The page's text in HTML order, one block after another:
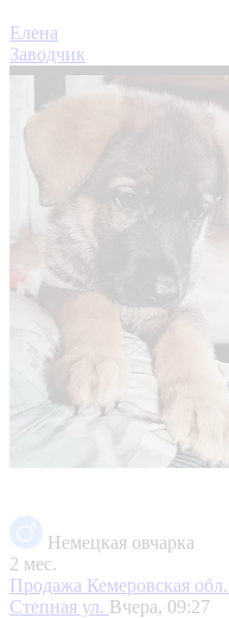
Елена
Заводчик
Немецкая овчарка
2 мес.
Продажа Кемеровская
Степная ул. Вчера, 09:27